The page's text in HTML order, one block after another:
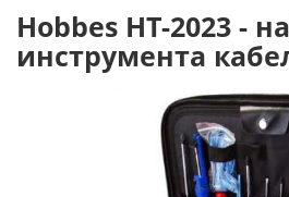
Hobbes HT-2023 -
инструмента